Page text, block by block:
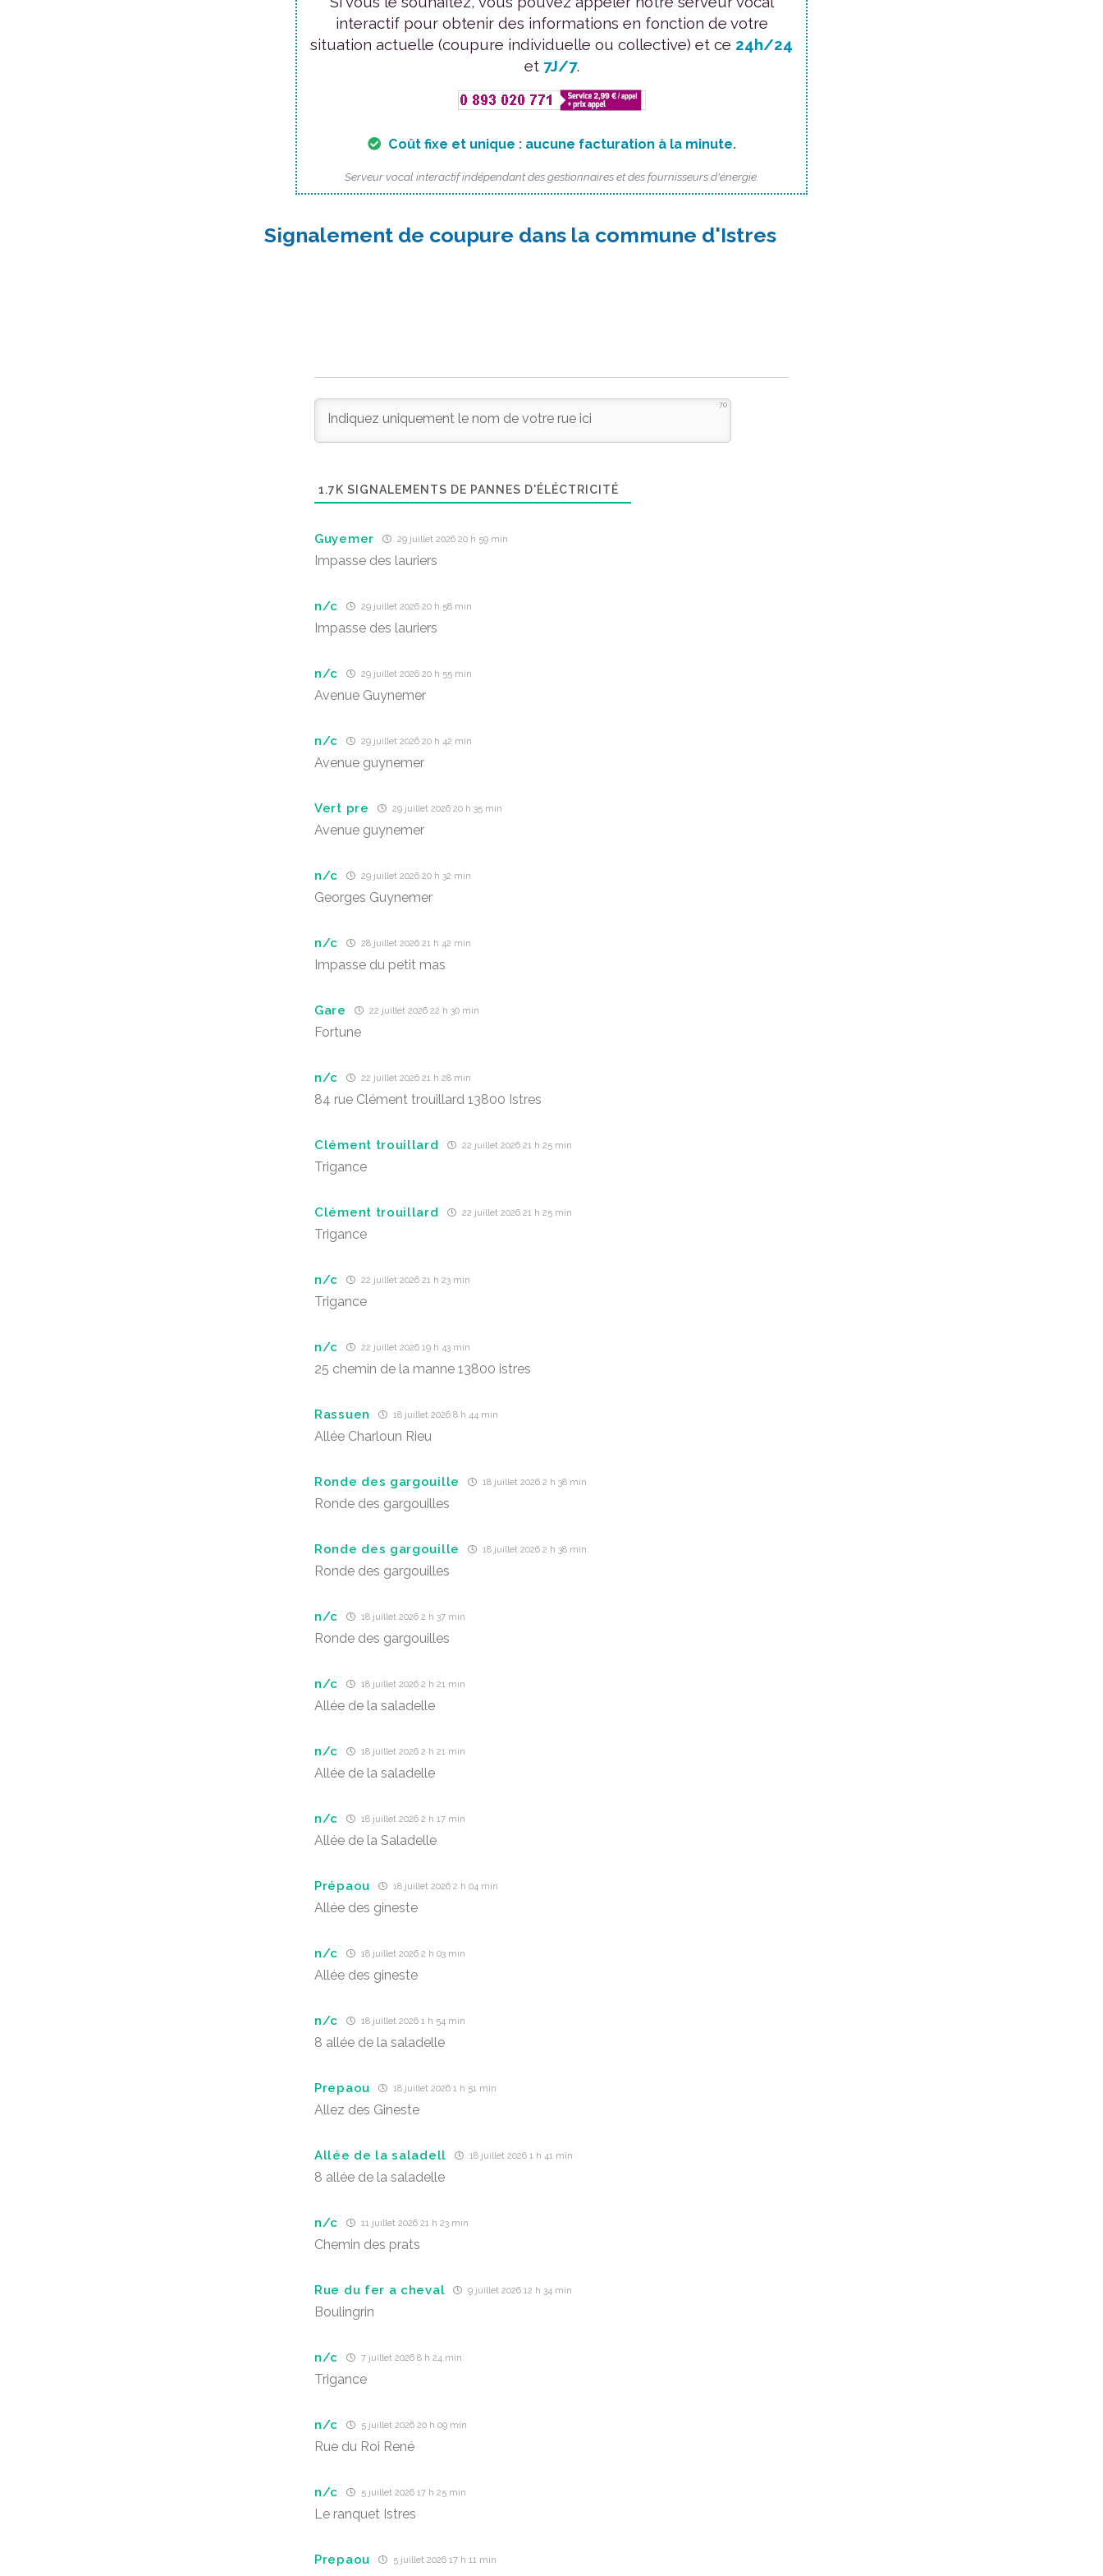
interactif pour obtenir des informations en fonction de votre
situation actuelle (coupure individuelle ou collective) et ce 24h/24
et 7J/7.
Coût fixe et unique : aucune facturation à la minute.
Serveur vocal interactif indépendant des gestionnaires et des fournisseurs d'énergie.
Signalement de coupure dans la commune d'Istres
70
1.7K SIGNALEMENTS DE PANNES D'ÉLÉCTRICITÉ
Guyemer 29 juillet 2026 20 h 59 min
Impasse des lauriers
n/c 29 juillet 2026 20 h 58 min
Impasse des lauriers
n/c 29 juillet 2026 20 h 55 min
Avenue Guynemer
n/c 29 juillet 2026 20 h 42 min
Avenue guynemer
Vert pre 29 juillet 2026 20 h 35 min
Avenue guynemer
n/c 29 juillet 2026 20 h 32 min
Georges Guynemer
n/c 28 juillet 2026 21 h 42 min
Impasse du petit mas
Gare 22 juillet 2026 22 h 30 min
Fortune
n/c 22 juillet 2026 21 h 28 min
84 rue Clément trouillard 13800 Istres
Clément trouillard 22 juillet 2026 21 h 25 min
Trigance
Clément trouillard 22 juillet 2026 21 h 25 min
Trigance
n/c 22 juillet 2026 21 h 23 min
Trigance
n/c 22 juillet 2026 19 h 43 min
25 chemin de la manne 13800 istres
Rassuen 18 juillet 2026 8 h 44 min
Allée Charloun Rieu
Ronde des gargouille 18 juillet 2026 2 h 38 min
Ronde des gargouilles
Ronde des gargouille 18 juillet 2026 2 h 38 min
Ronde des gargouilles
n/c 18 juillet 2026 2 h 37 min
Ronde des gargouilles
n/c 18 juillet 2026 2 h 21 min
Allée de la saladelle
n/c 18 juillet 2026 2 h 21 min
Allée de la saladelle
n/c 18 juillet 2026 2 h 17 min
Allée de la Saladelle
Prépaou 18 juillet 2026 2 h 04 min
Allée des gineste
n/c 18 juillet 2026 2 h 03 min
Allée des gineste
n/c 18 juillet 2026 1 h 54 min
8 allée de la saladelle
Prepaou 18 juillet 2026 1 h 51 min
Allez des Gineste
Allée de la saladell 18 juillet 2026 1 h 41 min
8 allée de la saladelle
n/c 11 juillet 2026 21 h 23 min
Chemin des prats
Rue du fer a cheval 9 juillet 2026 12 h 34 min
Boulingrin
n/c 7 juillet 2026 8 h 24 min
Trigance
n/c 5 juillet 2026 20 h 09 min
Rue du Roi René
n/c 5 juillet 2026 17 h 25 min
Le ranquet Istres
Prepaou 5 juillet 2026 17 h 11 min